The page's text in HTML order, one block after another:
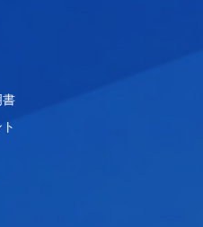
書